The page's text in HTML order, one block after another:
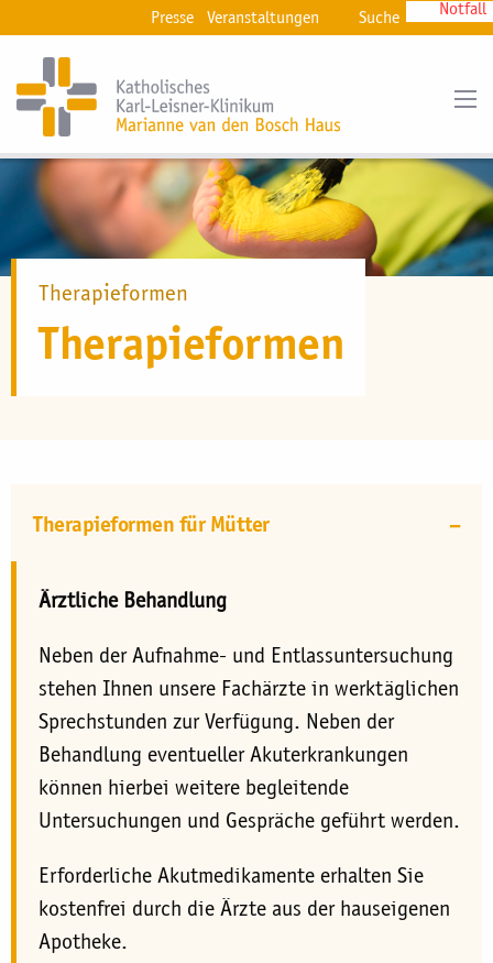
Presse Veranstaltungen Suche Notfall
Therapieformen
Therapieformen
Therapieformen für Mütter
Ärztliche Behandlung
Neben der Aufnahme- und Entlassuntersuchung
stehen Ihnen unsere Fachärzte in werktäglichen
Sprechstunden zur Verfügung. Neben der
Behandlung eventueller Akuterkrankungen
können hierbei weitere begleitende
Untersuchungen und Gespräche geführt werden.
Erforderliche Akutmedikamente erhalten Sie
kostenfrei durch die Ärzte aus der hauseigenen
Apotheke.